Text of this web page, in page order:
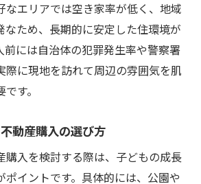
なエリアでは空き家率が低く、地域
なため、長期的に安定した住環境が
前には自治体の犯罪発生率や警察署
際に現地を訪れて周辺の雰囲気を肌
す。
動産購入の選び方
購入を検討する際は、子どもの成長
ポイントです。具体的には、公園や